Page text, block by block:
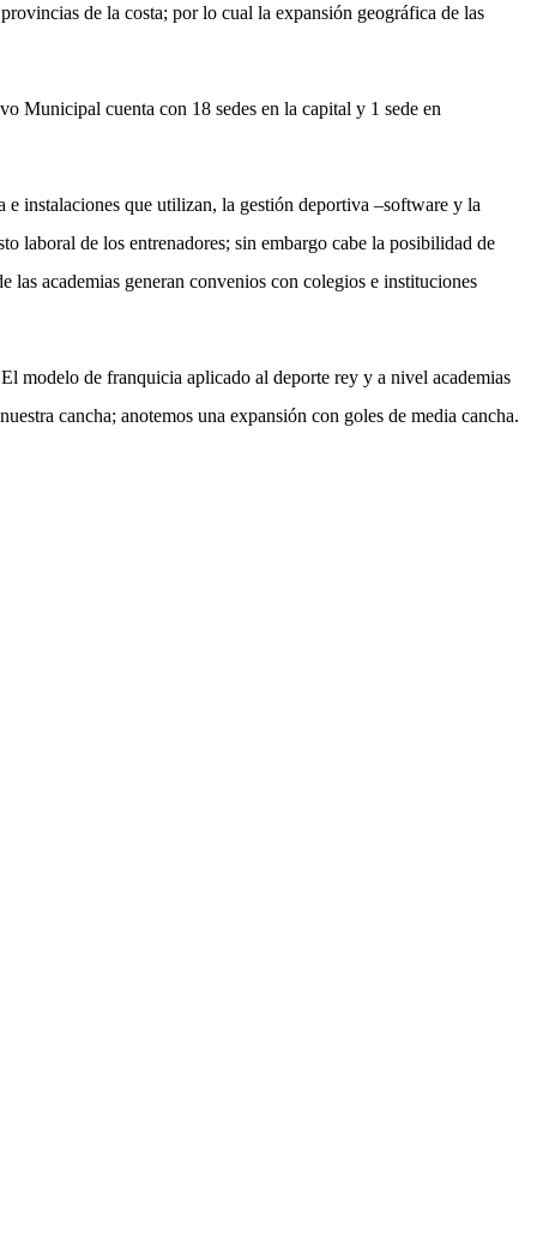
de la costa; por lo cual la expansión geográfica de las
Municipal cuenta con 18 sedes en la capital y 1 sede en
instalaciones que utilizan, la gestión deportiva –software y la
laboral de los entrenadores; sin embargo cabe la posibilidad de
las academias generan convenios con colegios e instituciones
modelo de franquicia aplicado al deporte rey y a nivel academias
cancha; anotemos una expansión con goles de media cancha.